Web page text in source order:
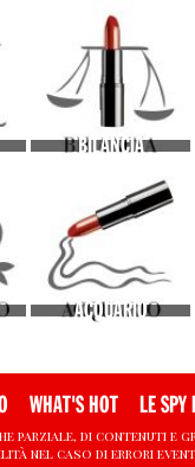
BILANCIA
ACQUARIO
WHAT'S HOT LE SPY
parziale, di contenuti e
nel caso di errori